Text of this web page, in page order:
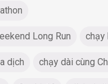
Long Run chạy
dịch chạy dài cùng